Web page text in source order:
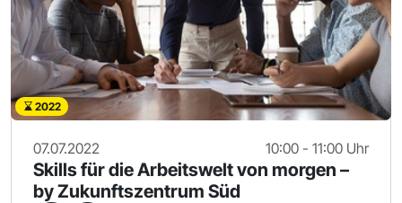
2022
07.07.2022 10:00 - 11:00 Uhr
Skills für die Arbeitswelt von morgen –
by Zukunftszentrum Süd